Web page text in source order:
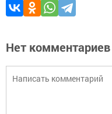
Нет комментариев